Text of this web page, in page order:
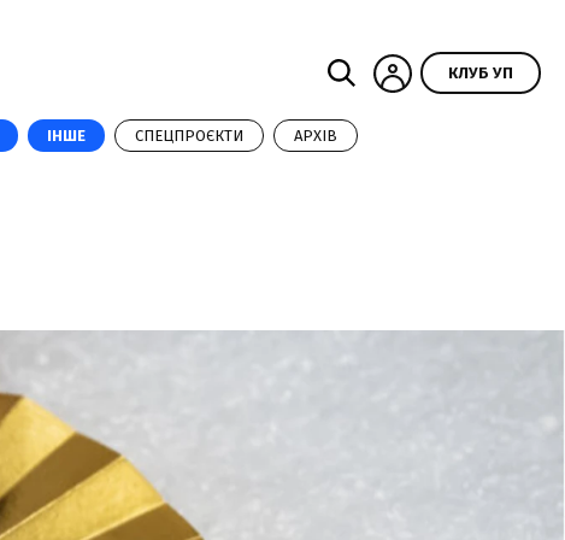
КЛУБ УП
ІНШЕ СПЕЦПРОЄКТИ АРХІВ